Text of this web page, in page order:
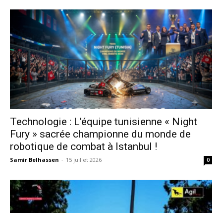
Technologie : L’équipe tunisienne « Night
Fury » sacrée championne du monde de
robotique de combat à Istanbul !
Samir Belhassen - 15 juillet 2026 0